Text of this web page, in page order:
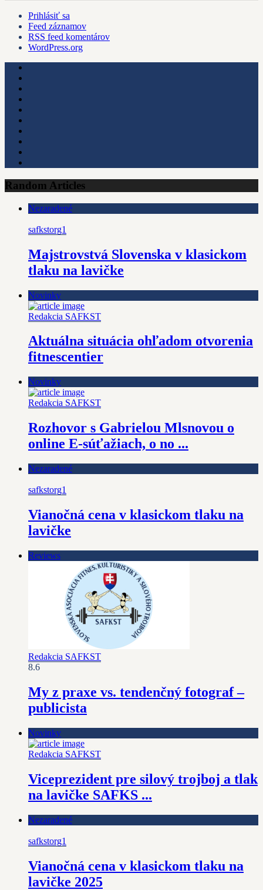
Prihlásiť sa
Feed záznamov
RSS feed komentárov
WordPress.org
Random Articles
Nezaradené
safkstorg1
Majstrovstvá Slovenska v klasickom
tlaku na lavičke
Novinky
Redakcia SAFKST
Aktuálna situácia ohľadom otvorenia
fitnescentier
Novinky
Redakcia SAFKST
Rozhovor s Gabrielou Mlsnovou o
online E-súťažiach, o no ...
Nezaradené
safkstorg1
Vianočná cena v klasickom tlaku na
lavičke
Reviews
Redakcia SAFKST
8.6
My z praxe vs. tendenčný fotograf –
publicista
Novinky
Redakcia SAFKST
Viceprezident pre silový trojboj a tlak
na lavičke SAFKS ...
Nezaradené
safkstorg1
Vianočná cena v klasickom tlaku na
lavičke 2025